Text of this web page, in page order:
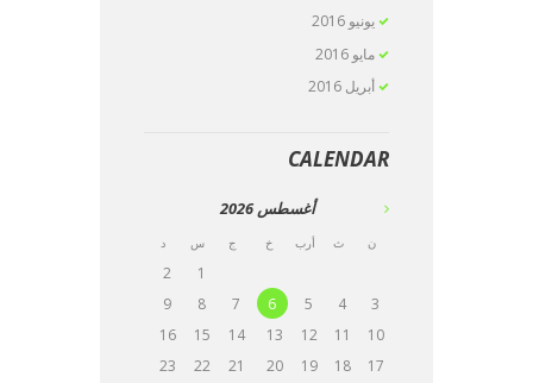
يونيو2016
مايو2016
أبريل2016
CALENDAR
أغسطس 2026
ن ث أرب خ ج س د
1
2
3
4
5
6
7
8
9
10
11
12
13
14
15
16
17
18
19
20
21
22
23